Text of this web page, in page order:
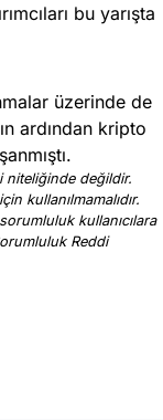
bu yarışta
üzerinde de
ardından kripto
niteliğinde değildir.
kullanılmamalıdır.
kullanıcılara
Reddi